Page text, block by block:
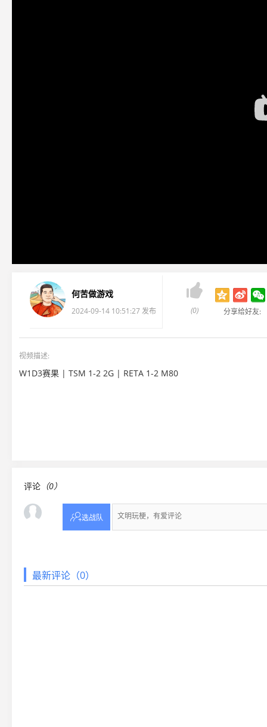
何苦做游戏
2024-09-14 10:51:27 发布

(0) 分享给好友:
视频描述:
W1D3赛果 | TSM 1-2 2G | RETA 1-2 M80
评论 （0）
选战队
最新评论（0）